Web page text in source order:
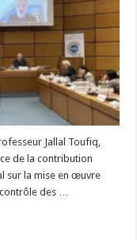
Jallal Toufiq,
de la contribution
sur la mise en œuvre
des …